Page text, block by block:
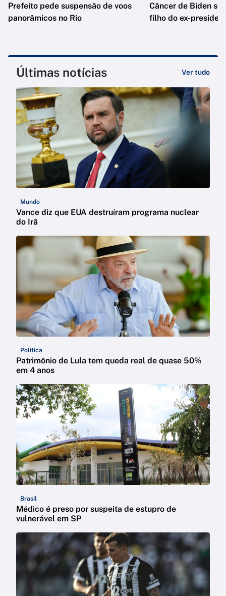
Prefeito pede suspensão de voos
panorâmicos no Rio
Câncer de Biden se
filho do ex-
Últimas notícias Ver tudo
Mundo
Vance diz que EUA destruíram programa nuclear
do Irã
Política
Patrimônio de Lula tem queda real de quase 50%
em 4 anos
Brasil
Médico é preso por suspeita de estupro de
vulnerável em SP